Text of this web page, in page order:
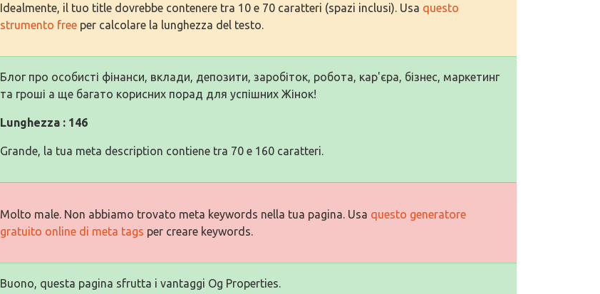
Idealmente, il tuo title dovrebbe contenere tra 10 e 70 caratteri (spazi inclusi). Usa questo
strumento free per calcolare la lunghezza del testo.
Блог про особисті фінанси, вклади, депозити, заробіток, робота, кар'єра, бізнес, маркетинг
та гроші а ще багато корисних порад для успішних Жінок!
Lunghezza : 146
Grande, la tua meta description contiene tra 70 e 160 caratteri.
Molto male. Non abbiamo trovato meta keywords nella tua pagina. Usa questo generatore
gratuito online di meta tags per creare keywords.
Buono, questa pagina sfrutta i vantaggi Og Properties.